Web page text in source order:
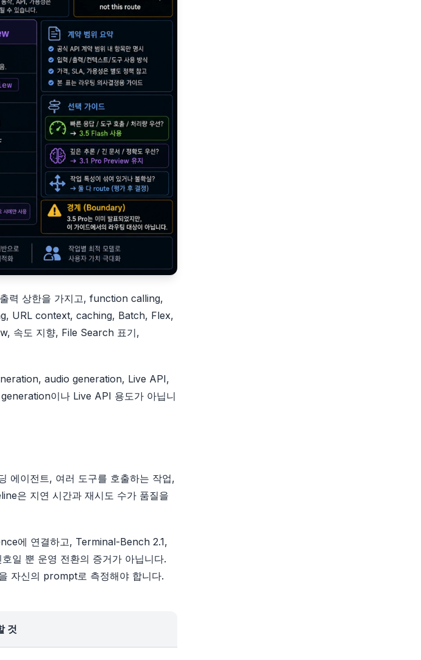
력 상한을 가지고, function calling,
URL context, caching, Batch, Flex,
속도 지향, File Search 표기,
audio generation, Live API,
이나 Live API 용도가 아닙니
에이전트, 여러 도구를 호출하는 작업,
은 지연 시간과 재시도 수가 품질을
에 연결하고, Terminal-Bench 2.1,
일 뿐 운영 전환의 증거가 아닙니다.
자신의 prompt로 측정해야 합니다.
것